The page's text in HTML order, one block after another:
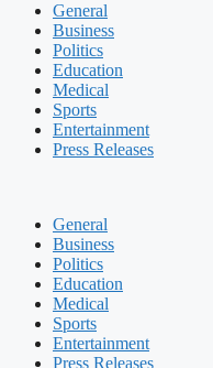
General
Business
Politics
Education
Medical
Sports
Entertainment
Press Releases
General
Business
Politics
Education
Medical
Sports
Entertainment
Press Releases